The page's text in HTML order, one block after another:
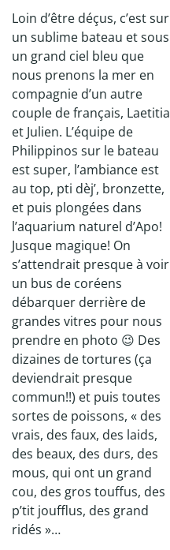
Loin d’être déçus, c’est sur
un sublime bateau et sous
un grand ciel bleu que
nous prenons la mer en
compagnie d’un autre
couple de français, Laetitia
et Julien. L’équipe de
Philippinos sur le bateau
est super, l’ambiance est
au top, pti dèj’, bronzette,
et puis plongées dans
l’aquarium naturel d’Apo!
Jusque magique! On
s’attendrait presque à voir
un bus de coréens
débarquer derrière de
grandes vitres pour nous
prendre en photo 😉 Des
dizaines de tortures (ça
deviendrait presque
commun!!) et puis toutes
sortes de poissons, « des
vrais, des faux, des laids,
des beaux, des durs, des
mous, qui ont un grand
cou, des gros touffus, des
p’tit joufflus, des grand
ridés »…